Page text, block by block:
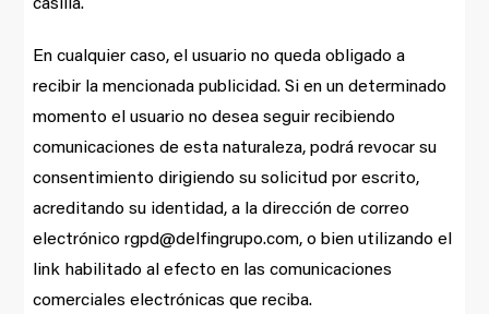
casilla.
En cualquier caso, el usuario no queda obligado a
recibir la mencionada publicidad. Si en un determinado
momento el usuario no desea seguir recibiendo
comunicaciones de esta naturaleza, podrá revocar su
consentimiento dirigiendo su solicitud por escrito,
acreditando su identidad, a la dirección de correo
electrónico rgpd@delfingrupo.com, o bien utilizando el
link habilitado al efecto en las comunicaciones
comerciales electrónicas que reciba.